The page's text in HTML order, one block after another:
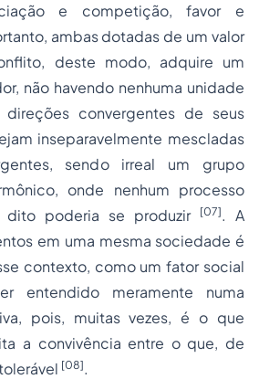
e competição, favor e
ambas dotadas de um valor
deste modo, adquire um
não havendo nenhuma unidade
convergentes de seus
inseparavelmente mescladas
sendo irreal um grupo
onde nenhum processo
dito poderia se produzir
[07]. A
em uma mesma sociedade é
contexto, como um fator social
entendido meramente numa
pois, muitas vezes, é o que
a convivência entre o que, de
[08].